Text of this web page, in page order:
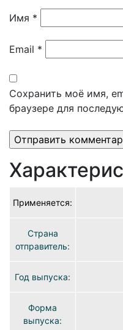
Имя *
Email *
Сохранить моё имя,
браузере для
Применяется:
Страна
отправитель:
Год выпуска:
Форма
выпуска: